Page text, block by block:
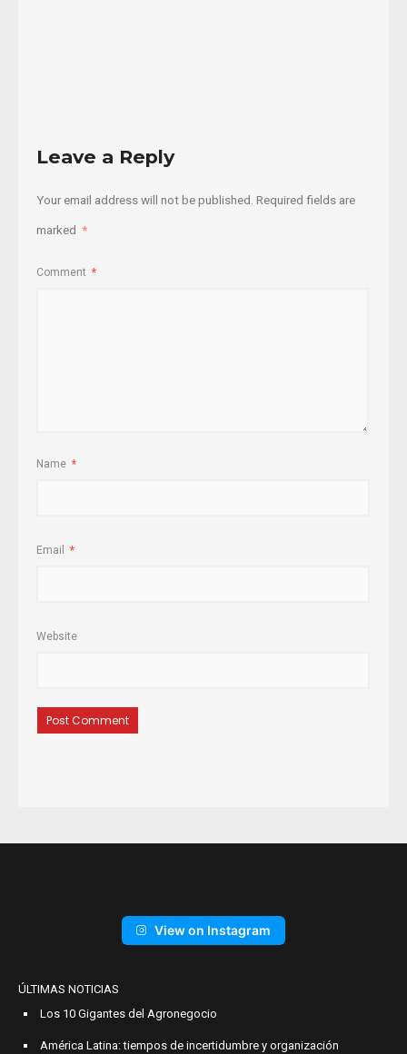
Leave a Reply
Your email address will not be published. Required fields are
marked *
Comment *
Name *
Email *
Website
View on Instagram
ÚLTIMAS NOTICIAS
Los 10 Gigantes del Agronegocio
América Latina: tiempos de incertidumbre y organización